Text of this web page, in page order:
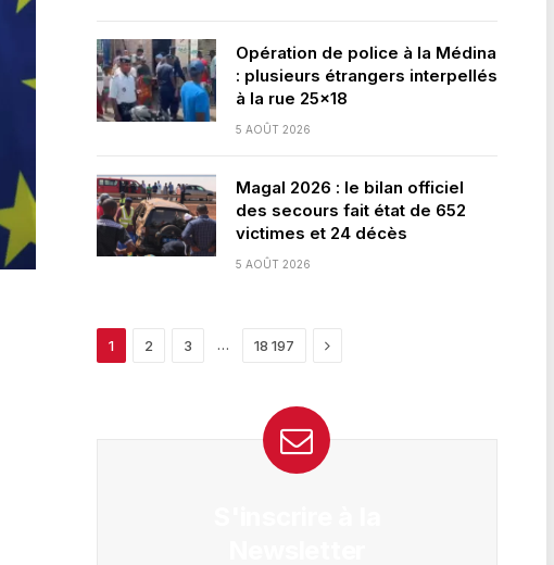
Opération de police à la Médina
: plusieurs étrangers interpellés
à la rue 25×18
5 AOÛT 2026
Magal 2026 : le bilan officiel
des secours fait état de 652
victimes et 24 décès
5 AOÛT 2026
1 2 3 … 18 197 Next